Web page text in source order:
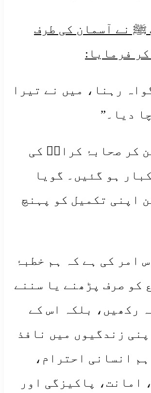
ﷺ نے آسمان کی طرف
فرمایا:
رہنا، میں نے تیرا
دیا۔”
کر صحابۂ کرامؓ کی
ہو گئیں۔ گویا
اپنی تکمیل کو پہنچ
امر کی ہے کہ ہم خطبۂ
کو صرف پڑھنے یا سننے
رکھیں، بلکہ اس کے
زندگیوں میں نافذ
انسانی احترام،
امانت، پاکیزگی اور